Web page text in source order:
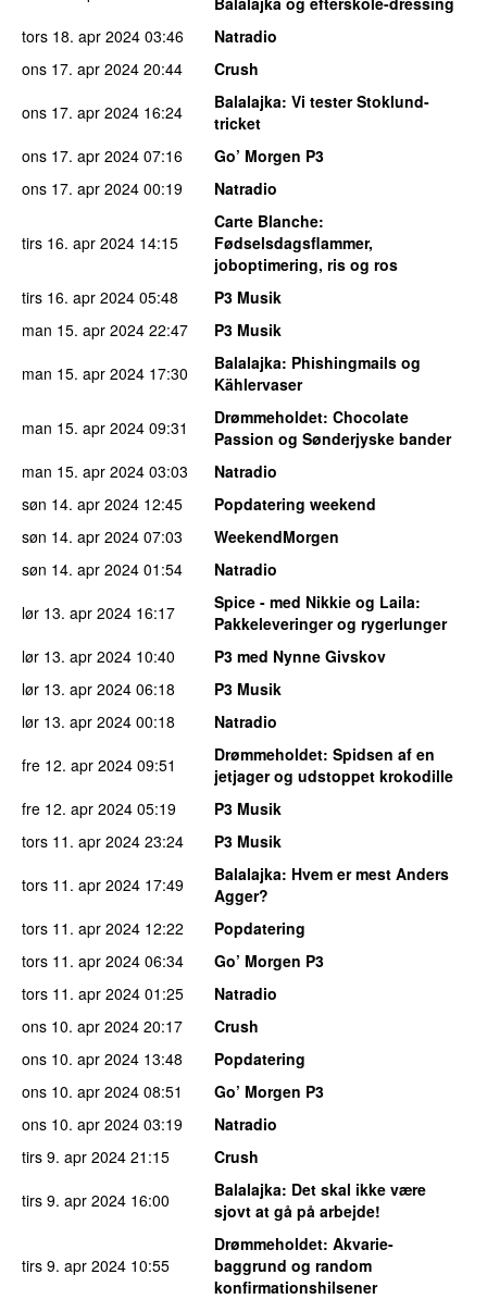
tors 18. apr 2024 03:46
Natradio
ons 17. apr 2024 20:44
Crush
ons 17. apr 2024 16:24 Balalajka: Vi tester Stoklund-
tricket
ons 17. apr 2024 07:16
Go’ Morgen P3
ons 17. apr 2024 00:19 Natradio
tirs 16. apr 2024 14:15
Carte Blanche:
Fødselsdagsflammer,
joboptimering, ris og ros
tirs 16. apr 2024 05:48
P3 Musik
man 15. apr 2024 22:47
P3 Musik
man 15. apr 2024 17:30 Balalajka: Phishingmails og
Kählervaser
man 15. apr 2024 09:31 Drømmeholdet: Chocolate
Passion og Sønderjyske bander
man 15. apr 2024 03:03
Natradio
søn 14. apr 2024 12:45
Popdatering weekend
søn 14. apr 2024 07:03
WeekendMorgen
søn 14. apr 2024 01:54
Natradio
lør 13. apr 2024 16:17 Spice - med Nikkie og Laila:
Pakkeleveringer og rygerlunger
lør 13. apr 2024 10:40
P3 med Nynne Givskov
lør 13. apr 2024 06:18
P3 Musik
lør 13. apr 2024 00:18
Natradio
fre 12. apr 2024 09:51 Drømmeholdet: Spidsen af en
jetjager og udstoppet krokodille
fre 12. apr 2024 05:19
P3 Musik
tors 11. apr 2024 23:24
P3 Musik
tors 11. apr 2024 17:49 Balalajka: Hvem er mest Anders
Agger?
tors 11. apr 2024 12:22
Popdatering
tors 11. apr 2024 06:34
Go’ Morgen P3
tors 11. apr 2024 01:25
Natradio
ons 10. apr 2024 20:17
Crush
ons 10. apr 2024 13:48
Popdatering
ons 10. apr 2024 08:51
Go’ Morgen P3
ons 10. apr 2024 03:19
Natradio
tirs 9. apr 2024 21:15
Crush
tirs 9. apr 2024 16:00 Balalajka: Det skal ikke være
sjovt at gå på arbejde!
tirs 9. apr 2024 10:55
Drømmeholdet: Akvarie-
baggrund og random
konfirmationshilsener